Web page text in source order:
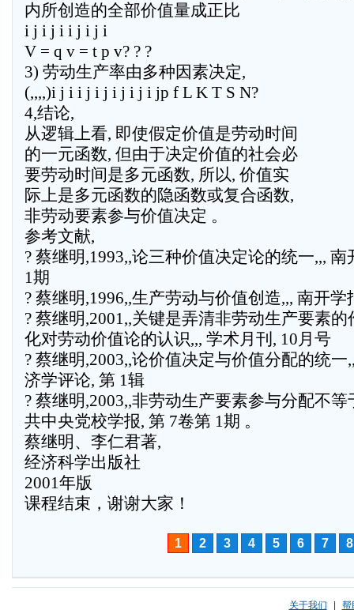
内所创造的全部价值量成正比
i j i j i i j i j i
V = q v = t p v? ? ?
3) 劳动生产率由多种因素决定,
(,,,,)i j i i j i j i j i j i jp f L K T S N?
4,结论,
从逻辑上看, 即使假定价值是劳动时间
的一元函数, 但由于决定价值的社会必
要劳动时间是多元函数, 所以, 价值实
际上是多元函数的隐函数或复合函数,
非劳动要素参与价值决定 。
参考文献,
? 蔡继明,1993,,论三种价值决定论的统一,,, 南
1期
? 蔡继明,1996,,生产劳动与价值创造,,, 南开学
? 蔡继明,2001,,关键是弄清非劳动生产要素
化对劳动价值论的认识,,, 学术月刊, 10月号
? 蔡继明,2003,,论价值决定与价值分配的统一
济学评论, 第 1辑
? 蔡继明,2003,,非劳动生产要素参与分配不等
共中央党校学报, 第 7卷第 1期 。
蔡继明、李仁君著,
经济科学出版社
2001年版
课程结束，谢谢大家！
1 2 3 4 5 6 7 8
关于我们 帮